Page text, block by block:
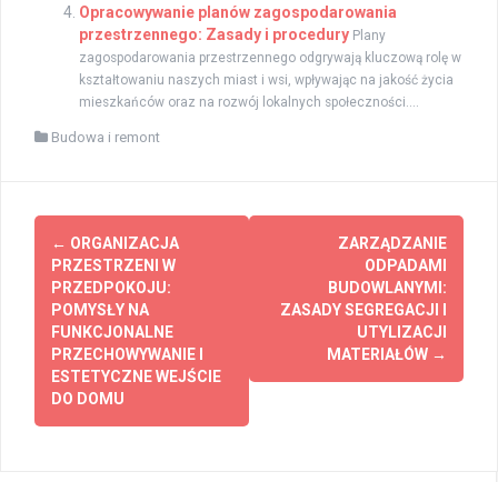
Opracowywanie planów zagospodarowania
przestrzennego: Zasady i procedury Plany
zagospodarowania przestrzennego odgrywają kluczową rolę w
kształtowaniu naszych miast i wsi, wpływając na jakość życia
mieszkańców oraz na rozwój lokalnych społeczności....
Budowa i remont
Zobacz
wpisy
← ORGANIZACJA
PRZESTRZENI W
PRZEDPOKOJU:
POMYSŁY NA
FUNKCJONALNE
PRZECHOWYWANIE I
ESTETYCZNE WEJŚCIE
DO DOMU
ZARZĄDZANIE
ODPADAMI
BUDOWLANYMI:
ZASADY SEGREGACJI I
UTYLIZACJI
MATERIAŁÓW →